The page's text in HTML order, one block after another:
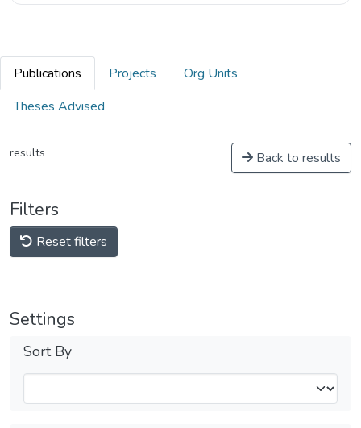
Publications Projects
Org Units
Theses Advised
results Back to results
Filters
Reset filters
Settings
Sort By